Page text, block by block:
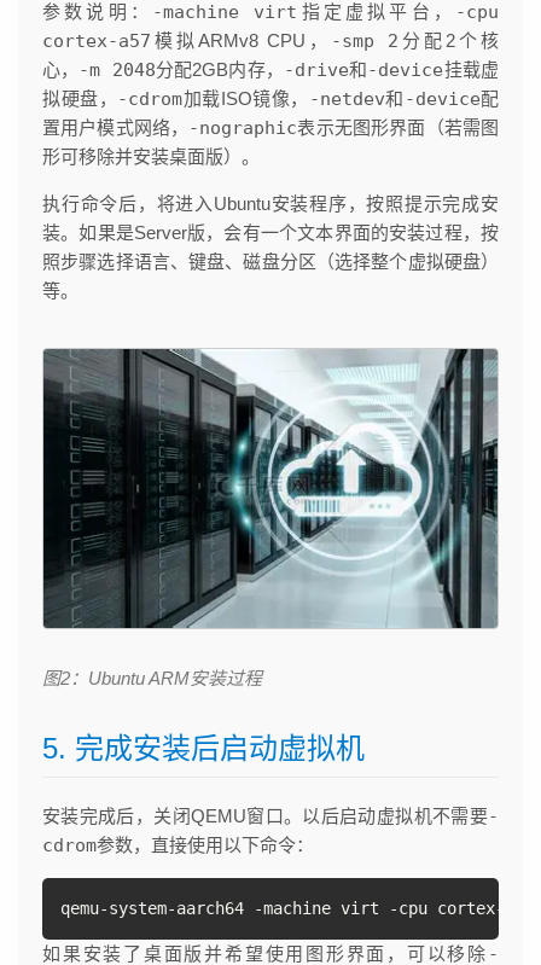
参数说明： -machine virt 指定虚拟平台，
-cpu
cortex-a57 模拟ARMv8 CPU， -smp 2 分配2个核
心， -m 2048分配2GB内存， -drive和-device挂载虚
拟硬盘，
-cdrom加载ISO镜像， -netdev和 -device配
置用户模式网络，
-nographic表示无图形界面（若需图
形可移除并安装桌面版）。
执行命令后，将进入Ubuntu安装程序，按照提示完成安
装。如果是Server版，会有一个文本界面的安装过程，按
照步骤选择语言、键盘、磁盘分区（选择整个虚拟硬盘）
等。
图2：Ubuntu ARM安装过程
5. 完成安装后启动虚拟机
安装完成后，关闭QEMU窗口。以后启动虚拟机不需要-
cdrom参数，直接使用以下命令：
qemu-system-aarch64 -machine virt -cpu cortex-
如果安装了桌面版并希望使用图形界面，可以移除 -